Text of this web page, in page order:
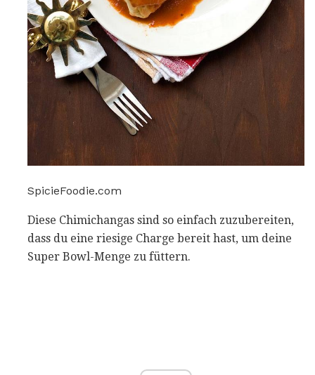
SpicieFoodie.com
Diese Chimichangas sind so einfach zuzubereiten,
dass du eine riesige Charge bereit hast, um deine
Super Bowl-Menge zu füttern.